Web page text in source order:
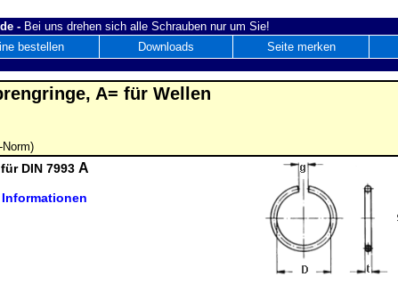
- Bei uns drehen sich alle Schrauben nur um Sie!
bestellen Downloads Seite merken
A= für Wellen
DIN 7993 A